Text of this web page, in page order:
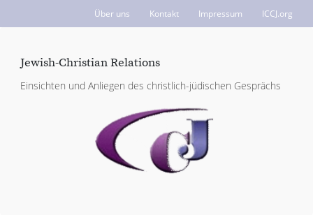
Über uns Kontakt Impressum ICCJ.org
Jewish-Christian Relations
Einsichten und Anliegen des christlich-jüdischen Gesprächs